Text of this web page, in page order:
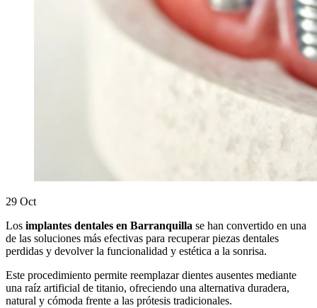
29 Oct
Los implantes dentales en Barranquilla se han convertido en una
de las soluciones más efectivas para recuperar piezas dentales
perdidas y devolver la funcionalidad y estética a la sonrisa.
Este procedimiento permite reemplazar dientes ausentes mediante
una raíz artificial de titanio, ofreciendo una alternativa duradera,
natural y cómoda frente a las prótesis tradicionales.